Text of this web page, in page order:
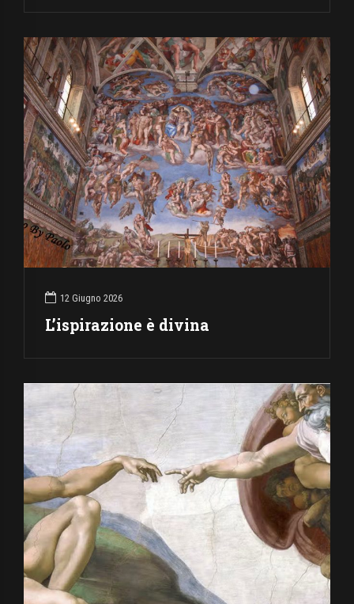
12 Giugno 2026
L’ispirazione è divina